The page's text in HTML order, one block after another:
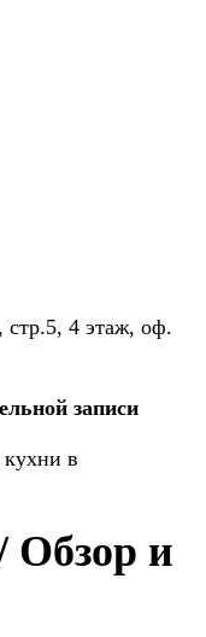
стр.5, 4 этаж, оф.
записи
в
Обзор и